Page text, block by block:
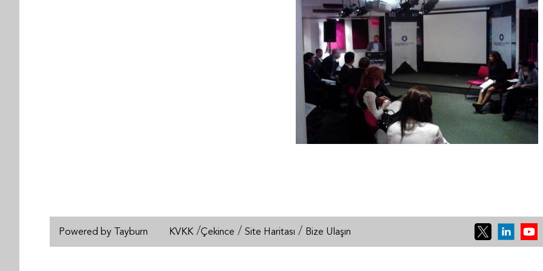
Powered by Tayburn KVKK /Çekince / Site Haritası / Bize Ulaşın